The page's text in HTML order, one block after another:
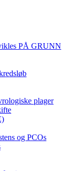
PÅ GRUNN
plager
og PCOs